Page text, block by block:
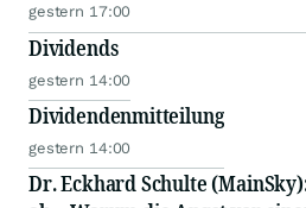
gestern 17:00
Dividends
gestern 14:00
Dividendenmitteilung
gestern 14:00
Dr. Eckhard Schulte